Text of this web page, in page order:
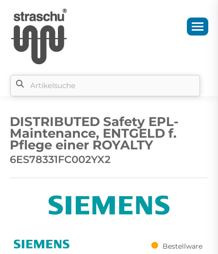
DISTRIBUTED Safety EPL-
Maintenance, ENTGELD f.
Pflege einer ROYALTY
6ES78331FC002YX2
Bestellware